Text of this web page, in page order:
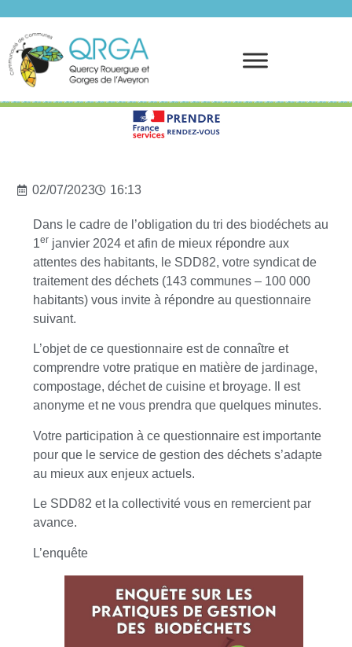
02/07/2023 16:13
Dans le cadre de l’obligation du tri des biodéchets au
1er janvier 2024 et afin de mieux répondre aux
attentes des habitants, le SDD82, votre syndicat de
traitement des déchets (143 communes – 100 000
habitants) vous invite à répondre au questionnaire
suivant.
L’objet de ce questionnaire est de connaître et
comprendre votre pratique en matière de jardinage,
compostage, déchet de cuisine et broyage. Il est
anonyme et ne vous prendra que quelques minutes.
Votre participation à ce questionnaire est importante
pour que le service de gestion des déchets s’adapte
au mieux aux enjeux actuels.
Le SDD82 et la collectivité vous en remercient par
avance.
L’enquête